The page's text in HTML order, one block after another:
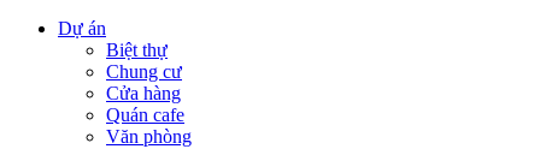
Dự án
Biệt thự
Chung cư
Cửa hàng
Quán cafe
Văn phòng